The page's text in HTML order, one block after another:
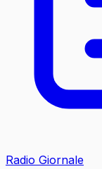
Radio Giornale